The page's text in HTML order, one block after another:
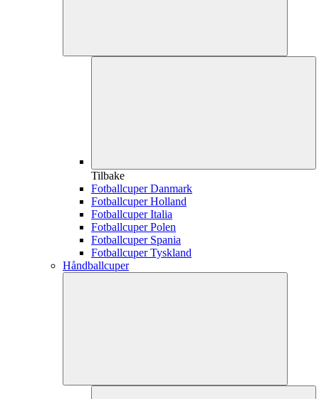
Tilbake
Fotballcuper Danmark
Fotballcuper Holland
Fotballcuper Italia
Fotballcuper Polen
Fotballcuper Spania
Fotballcuper Tyskland
Håndballcuper